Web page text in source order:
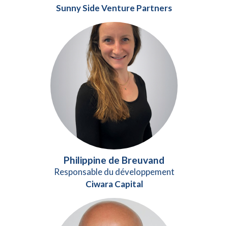
Sunny Side Venture Partners
Philippine de Breuvand
Responsable du développement
Ciwara Capital